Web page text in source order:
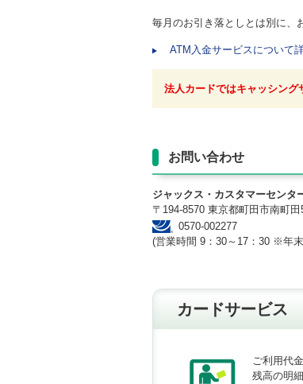
毎月のお引き落としとは別に、
ATM入金サービスについて
法人カードではキャッシング
お問い合わせ
ジャックス・カスタマーセンタ
〒194-8570 東京都町田市南町
0570-002277
(営業時間 9：30～17：30 ※年
カードサービス
ご利用代
残高の明